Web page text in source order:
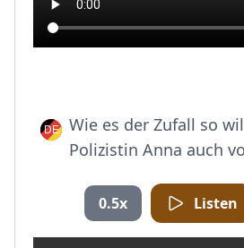
Wie es der Zufall so
Polizistin Anna auch
0.5x Listen